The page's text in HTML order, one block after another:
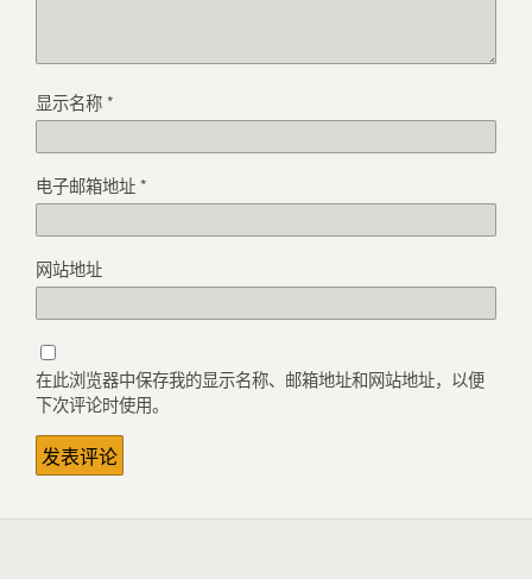
显示名称*
电子邮箱地址*
网站地址
在此浏览器中保存我的显示名称、邮箱地址和网站地址，以便
下次评论时使用。